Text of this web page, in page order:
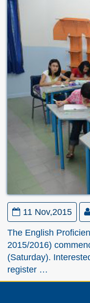
11 Nov,2015
The English
2015/2016)
(Saturday).
register …